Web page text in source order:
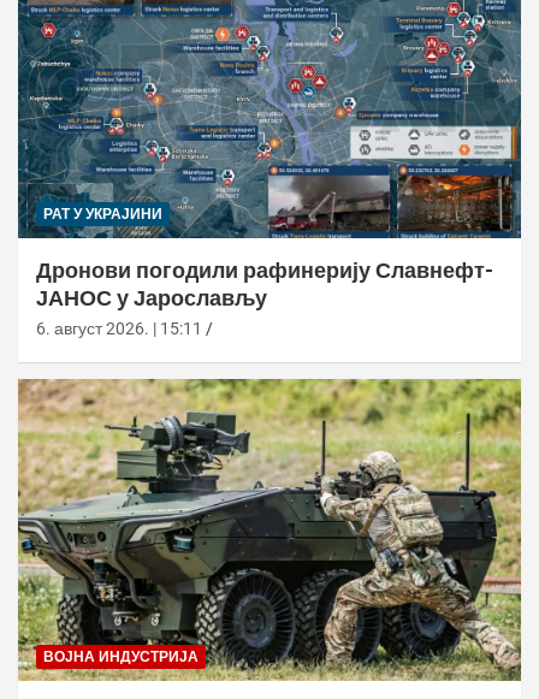
РАТ У УКРАЈИНИ
Дронови погодили рафинерију Славнефт-
ЈАНОС у Јарослављу
6. август 2026. | 15:11
ВОЈНА ИНДУСТРИЈА